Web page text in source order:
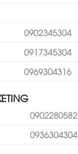
0902345304
0917345304
0969304316
0902280582
0936304304